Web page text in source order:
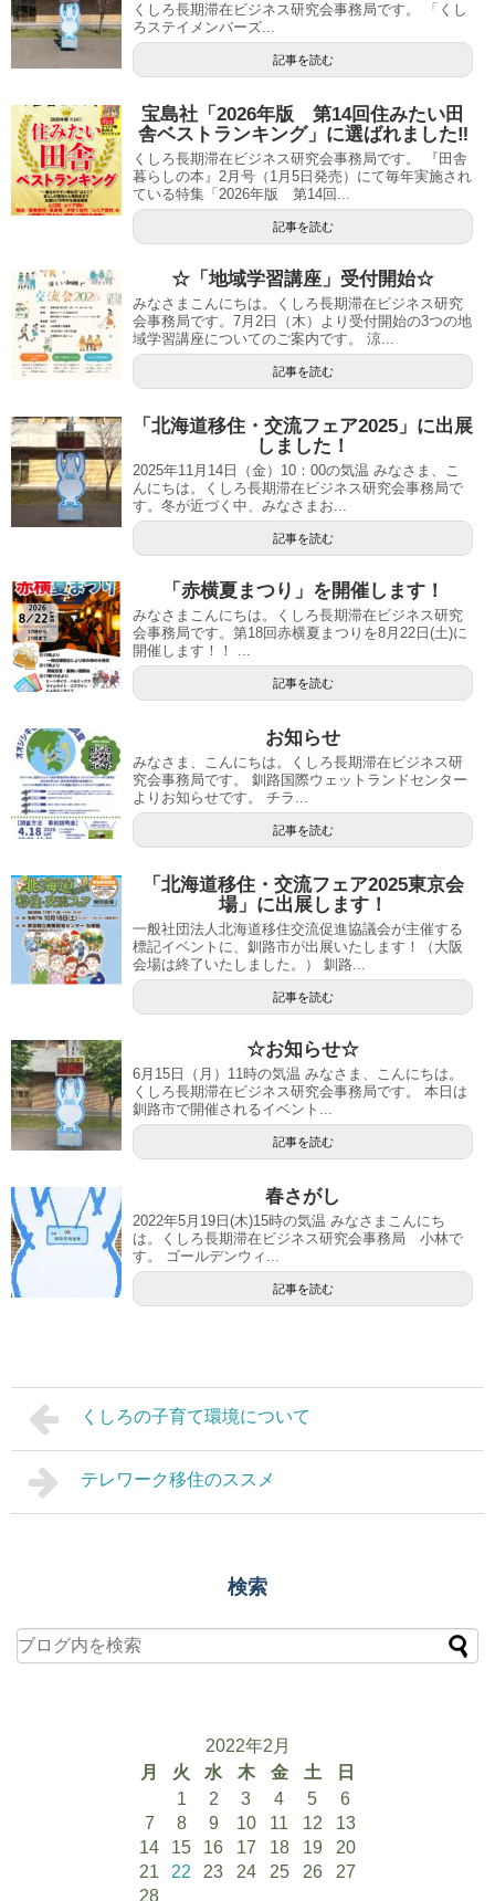
くしろ長期滞在ビジネス研究会事務局です。 「くし
ろステイメンバーズ...
記事を読む
宝島社「2026年版 第14回住みたい田
舎ベストランキング」に選ばれました‼
くしろ長期滞在ビジネス研究会事務局です。 『田舎
暮らしの本』2月号（1月5日発売）にて毎年実施され
ている特集「2026年版 第14回...
記事を読む
☆「地域学習講座」受付開始☆
みなさまこんにちは。くしろ長期滞在ビジネス研究
会事務局です。7月2日（木）より受付開始の3つの地
域学習講座についてのご案内です。 涼...
記事を読む
「北海道移住・交流フェア2025」に出展
しました！
2025年11月14日（金）10：00の気温 みなさま、こ
んにちは。くしろ長期滞在ビジネス研究会事務局で
す。冬が近づく中、みなさまお...
記事を読む
「赤横夏まつり」を開催します！
みなさまこんにちは。くしろ長期滞在ビジネス研究
会事務局です。第18回赤横夏まつりを8月22日(土)に
開催します！！ ...
記事を読む
お知らせ
みなさま、こんにちは。くしろ長期滞在ビジネス研
究会事務局です。 釧路国際ウェットランドセンター
よりお知らせです。 チラ...
記事を読む
「北海道移住・交流フェア2025東京会
場」に出展します！
一般社団法人北海道移住交流促進協議会が主催する
標記イベントに、釧路市が出展いたします！（大阪
会場は終了いたしました。） 釧路...
記事を読む
☆お知らせ☆
6月15日（月）11時の気温 みなさま、こんにちは。
くしろ長期滞在ビジネス研究会事務局です。 本日は
釧路市で開催されるイベント...
記事を読む
春さがし
2022年5月19日(木)15時の気温 みなさまこんにち
は。くしろ長期滞在ビジネス研究会事務局 小林で
す。 ゴールデンウィ...
記事を読む
くしろの子育て環境について
テレワーク移住のススメ
検索
2022年2月
月
火 水 木 金 土
日
1
2 3 4 5
6
7
8 9 10 11 12
13
14
15 16 17 18 19
20
21
22 23 24 25 26
27
28